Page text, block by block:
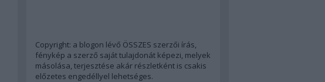
Copyright: a blogon lévő ÖSSZES szerzői írás,
fénykép a szerző saját tulajdonát képezi, melyek
másolása, terjesztése akár részletként is csakis
előzetes engedéllyel lehetséges.